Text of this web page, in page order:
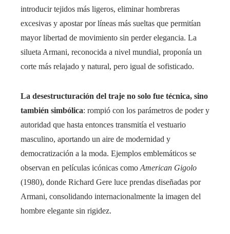
introducir tejidos más ligeros, eliminar hombreras
excesivas y apostar por líneas más sueltas que permitían
mayor libertad de movimiento sin perder elegancia. La
silueta Armani, reconocida a nivel mundial, proponía un
corte más relajado y natural, pero igual de sofisticado.
La desestructuración del traje no solo fue técnica, sino
también simbólica: rompió con los parámetros de poder y
autoridad que hasta entonces transmitía el vestuario
masculino, aportando un aire de modernidad y
democratización a la moda. Ejemplos emblemáticos se
observan en películas icónicas como American Gigolo
(1980), donde Richard Gere luce prendas diseñadas por
Armani, consolidando internacionalmente la imagen del
hombre elegante sin rigidez.